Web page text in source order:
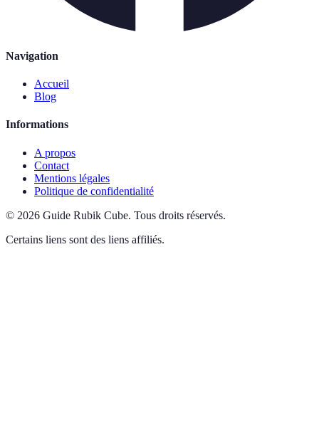
Navigation
Accueil
Blog
Informations
A propos
Contact
Mentions légales
Politique de confidentialité
© 2026 Guide Rubik Cube. Tous droits réservés.
Certains liens sont des liens affiliés.